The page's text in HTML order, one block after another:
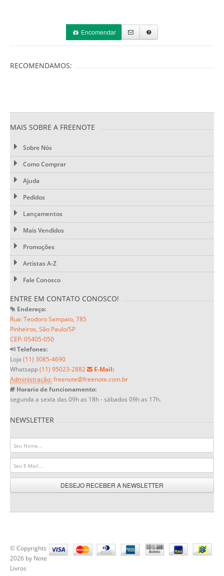
Encomendar
RECOMENDAMOS:
MAIS SOBRE A FREENOTE
Sobre Nós
Como Comprar
Ajuda
Pedidos
Lançamentos
Mais Vendidos
Promoções
Artistas A-Z
Fale Conosco
ENTRE EM CONTATO CONOSCO!
Endereço:
Rua: Teodoro Sampaio, 785
Pinheiros, São Paulo/SP
CEP: 05405-050
Telefones:
Loja (11) 3085-4690
Whatsapp(11) 95023-2882
E-Mail:
Administração:freenote@freenote.com.br
Horario de funcionamento:
segunda a sexta das 09h as 18h - sábados 09h as 17h.
NEWSLETTER
DESEJO RECEBER A NEWSLETTER
© Copyrights
2026 by Note
Livros